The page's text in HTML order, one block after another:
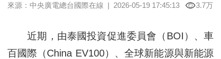
來源：中央廣電總台國際在線 | 2026-05-19 17:45:13 3.7万
近期，由泰國投資促進委員會（BOI）、車
百國際（China EV100）、全球新能源與新能源